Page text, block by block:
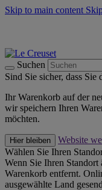
Skip to main content
Suchen
Sind Sie sicher, dass Sie
Ihr Warenkorb auf der
wir speichern Ihren
möchten.
Hier bleiben
Website
Wählen Sie Ihren
Wenn Sie Ihren
Warenkorb entfernt.
ausgewählte Land